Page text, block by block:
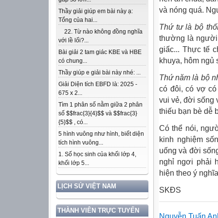
Thầy giải giúp em bài này ạ:
Tổng của hai...
22. Từ nào không đồng nghĩa
với lề lối?...
Bài giải 2 tam giác KBE và HBE
có chung...
Thầy giúp e giải bài này nhé: ...
Giải Diện tích EBFD là: 2025 -
675 x 2...
Tìm 1 phân số nằm giữa 2 phân
số $$frac{3}{4}$$ và $$frac{3}
{5}$$ , có...
5 hình vuông như hình, biết diện
tích hình vuông...
1. Số học sinh của khối lớp 4,
khối lớp 5...
LỊCH SỬ VIỆT NAM
THÀNH VIÊN TRỰC TUYẾN
và nóng quá.
Thứ tư là bộ
thường là người
giấc... Thực tế
khuya, hôm
Thứ năm là bộ
có đôi, có vợ
vui vẻ, đời sống
thiếu bạn bè dễ
Có thể nói,
kinh nghiệm
uống và đời
nghỉ ngơi phải
hiện theo ý
SKĐS
Nguyễn Tuấn